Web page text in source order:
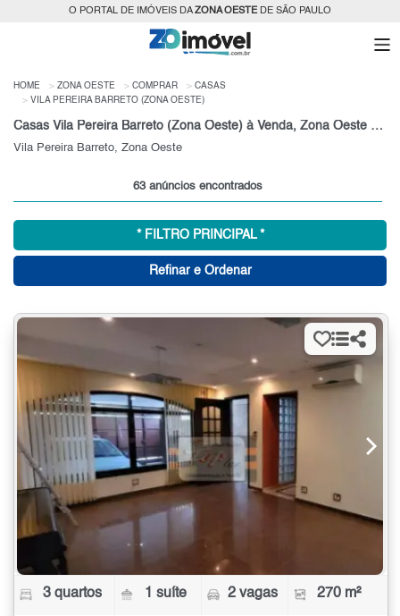
O PORTAL DE IMÓVEIS DAZONA OESTEDE SÃO PAULO
HOME ZONA OESTE COMPRAR
CASAS
VILA PEREIRA BARRETO (ZONA OESTE)
Casas Vila Pereira Barreto (Zona Oeste) à Venda, Zona Oeste de São Paulo
Vila Pereira Barreto, Zona Oeste
63 anúncios encontrados
* FILTRO PRINCIPAL *
Refinar e Ordenar
3 quartos 1 suíte 2 vagas 270 m²